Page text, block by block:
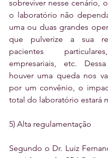
sobreviver nesse cenário,
o laboratório não
uma ou duas grandes
que pulverize a sua
pacientes
empresariais, etc.
houver uma queda nos
por um convênio, o
total do laboratório estará
5) Alta regulamentação
Segundo o Dr. Luiz